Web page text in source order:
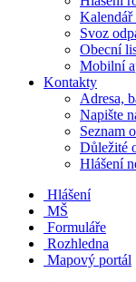
Kalendář
Svoz
Obecní
Mobilní
Kontakty
Adresa,
Napište
Seznam
Důležité
Hlášení
Hlášení
MŠ
Formuláře
Rozhledna
Mapový portál